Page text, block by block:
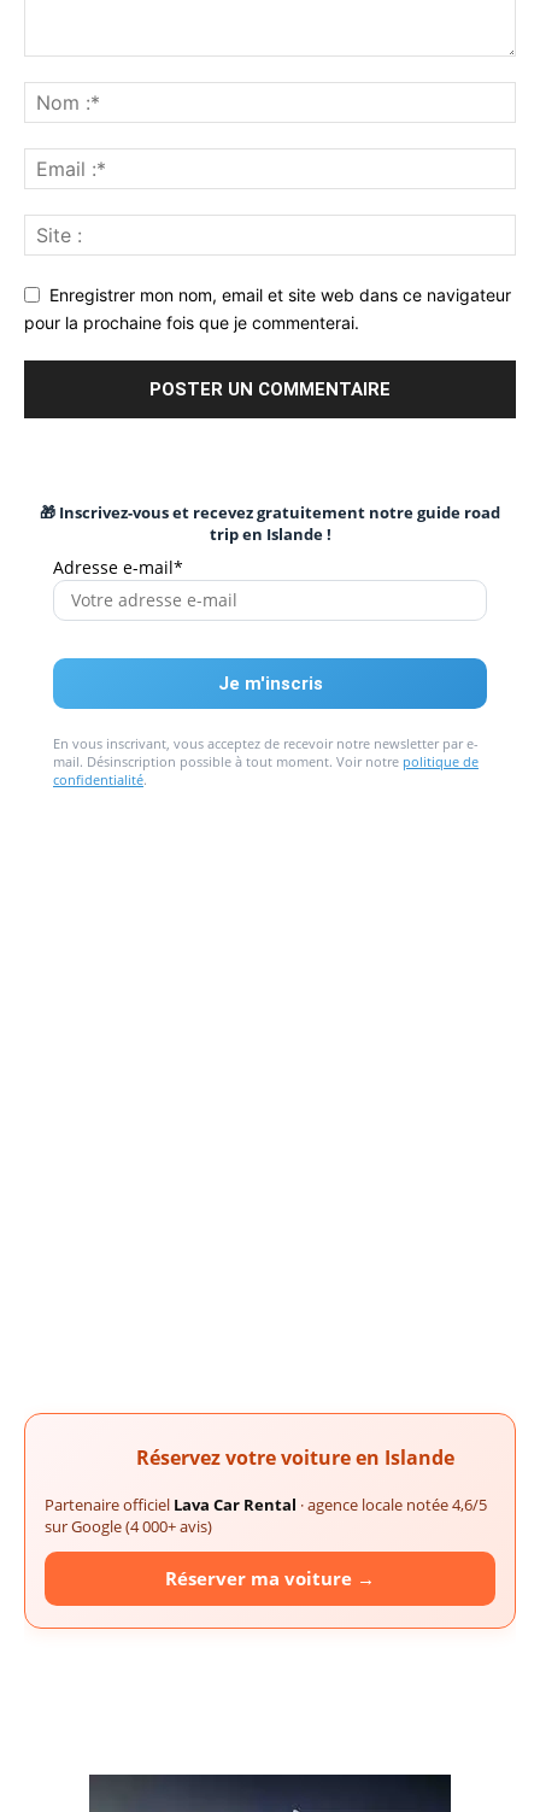
Enregistrer mon nom, email et site web dans ce navigateur
pour la prochaine fois que je commenterai.
🎁 Inscrivez-vous et recevez gratuitement notre guide road
trip en Islande !
Adresse e-mail*
En vous inscrivant, vous acceptez de recevoir notre newsletter par e-
mail. Désinscription possible à tout moment. Voir notre politique de
confidentialité.
Réservez votre voiture en Islande
Partenaire officiel Lava Car Rental · agence locale notée 4,6/5
sur Google (4 000+ avis)
Réserver ma voiture →